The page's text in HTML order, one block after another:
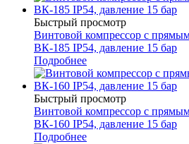
Быстрый просмотр
Винтовой компрессор с
ВК-185 IP54, давление 15 бар
Подробнее
Быстрый просмотр
Винтовой компрессор с
ВК-160 IP54, давление 15 бар
Подробнее